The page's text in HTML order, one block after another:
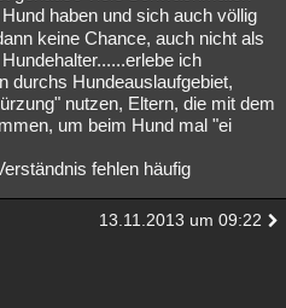
haben und sich auch völlig
keine Chance, auch nicht als
ich
durchs Hundeauslaufgebiet,
nutzen, Eltern, die mit dem
um beim Hund mal "ei
fehlen häufig
13.11.2013 um 09:22